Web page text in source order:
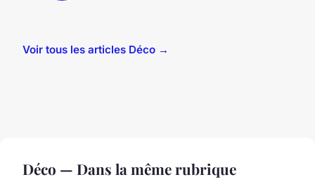
Voir tous les articles Déco →
Déco — Dans la même rubrique